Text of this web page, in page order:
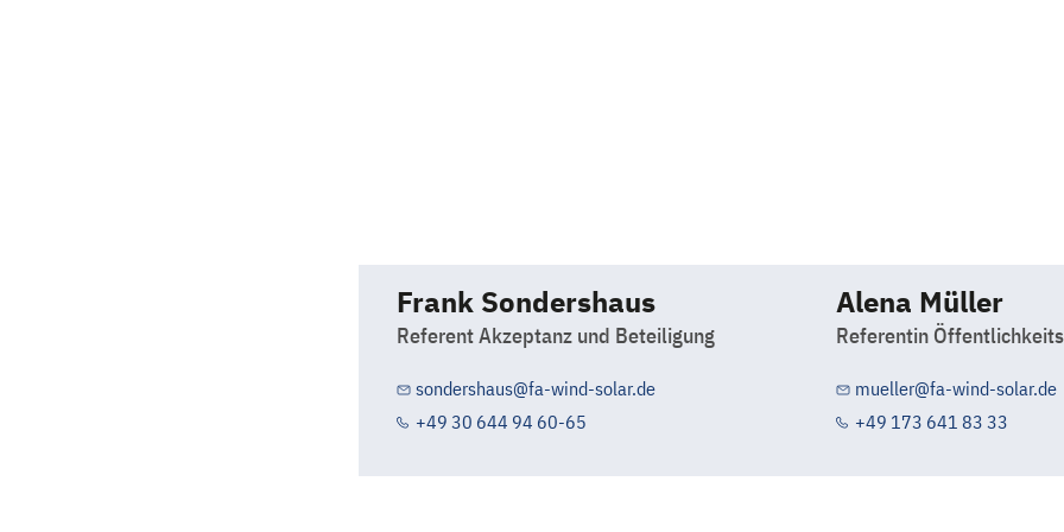
Frank Sondershaus
Referent Akzeptanz und Beteiligung
sondershaus@fa-wind-solar.de
+49 30 644 94 60-65
Alena Müller
Referentin
mueller@fa-wind-solar.de
+49 173 641 83 33